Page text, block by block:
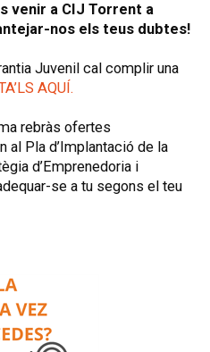
venir a CIJ Torrent a
nos els teus dubtes!
Juvenil cal complir una
AQUÍ.
rebràs ofertes
al Pla d’Implantació de la
d’Emprenedoria i
se a tu segons el teu